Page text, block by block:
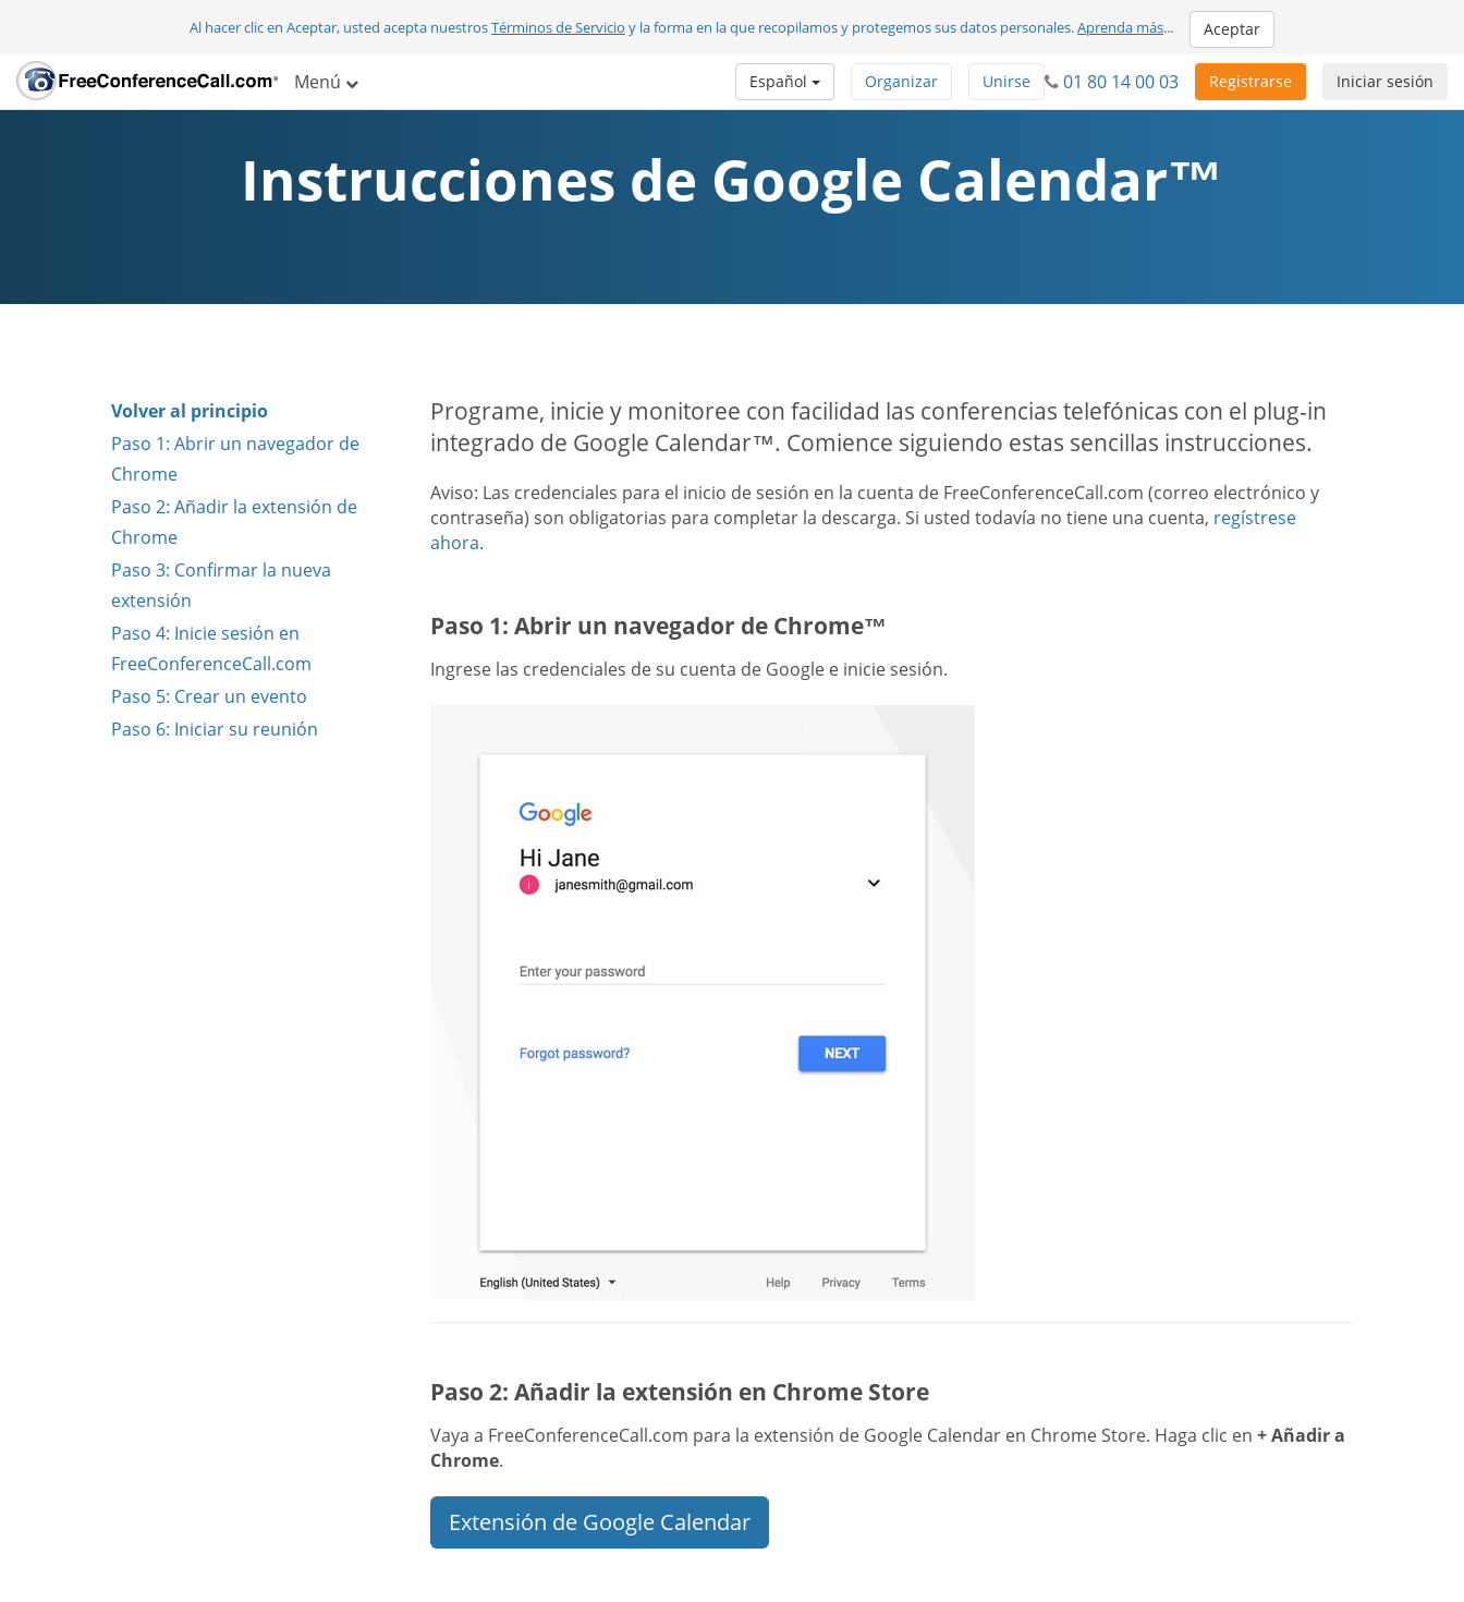
Al hacer clic en Aceptar, usted acepta nuestrosTérminos de Servicio y la forma en la que recopilamos y protegemos sus datos personales.Aprenda más... Aceptar
Menú Iniciar sesión
Registrarse
01 80 14 00 03
Unirse
Organizar
Español
Instrucciones de Google Calendar™
Volver al principio
Paso 1: Abrir un navegador de
Chrome
Paso 2: Añadir la extensión de
Chrome
Paso 3: Confirmar la nueva
extensión
Paso 4: Inicie sesión en
FreeConferenceCall.com
Paso 5: Crear un evento
Paso 6: Iniciar su reunión
Programe, inicie y monitoree con facilidad las conferencias telefónicas con el plug-in
integrado de Google Calendar™. Comience siguiendo estas sencillas instrucciones.
Aviso: Las credenciales para el inicio de sesión en la cuenta de FreeConferenceCall.com (correo electrónico y
contraseña) son obligatorias para completar la descarga. Si usted todavía no tiene una cuenta, regístrese
ahora.
Paso 1: Abrir un navegador de Chrome™
Ingrese las credenciales de su cuenta de Google e inicie sesión.
Paso 2: Añadir la extensión en Chrome Store
Vaya a FreeConferenceCall.com para la extensión de Google Calendar en Chrome Store. Haga clic en + Añadir a
Chrome.
Extensión de Google Calendar